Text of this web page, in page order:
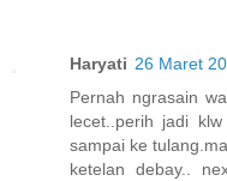
Haryati 26 Maret
Pernah ngrasain
lecet..perih jadi
sampai ke
ketelan debay..